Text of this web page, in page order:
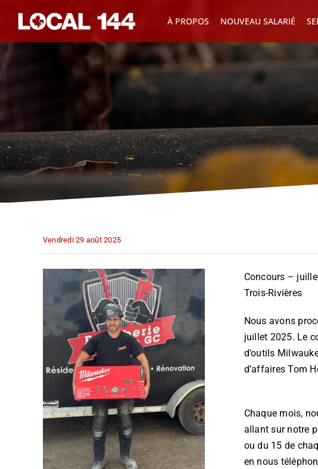
content
À PROPOS NOUVEAU SALARIÉ
Vendredi 29 août 2025
Concours –
Trois-Rivières
Nous avons
juillet 2025. Le
d’outils
d’affaires Tom
Chaque mois,
allant sur notre
ou du 15 de
en nous